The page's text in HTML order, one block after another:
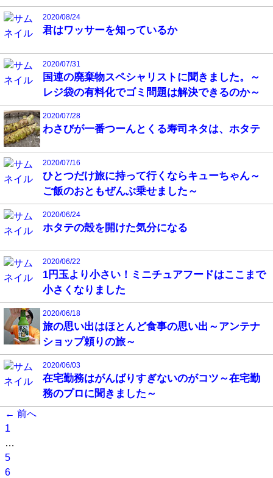
2020/08/24
君はワッサーを知っているか
2020/07/31
国連の廃棄物スペシャリストに聞きました。～
レジ袋の有料化でゴミ問題は解決できるのか～
2020/07/28
わさびが一番つーんとくる寿司ネタは、ホタテ
2020/07/16
ひとつだけ旅に持って行くならキューちゃん～
ご飯のおともぜんぶ乗せました～
2020/06/24
ホタテの殻を開けた気分になる
2020/06/22
1円玉より小さい！ミニチュアフードはここまで
小さくなりました
2020/06/18
旅の思い出はほとんど食事の思い出～アンテナ
ショップ頼りの旅～
2020/06/03
在宅勤務はがんばりすぎないのがコツ～在宅勤
務のプロに聞きました～
← 前へ
1
…
5
6